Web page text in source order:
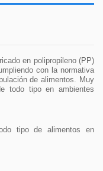
en polipropileno (PP)
con la normativa
de alimentos. Muy
todo tipo en ambientes
tipo de alimentos en